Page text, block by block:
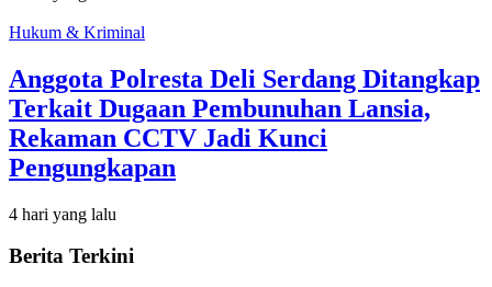
Hukum & Kriminal
Anggota Polresta Deli Serdang Ditangkap
Terkait Dugaan Pembunuhan Lansia,
Rekaman CCTV Jadi Kunci
Pengungkapan
4 hari yang lalu
Berita Terkini